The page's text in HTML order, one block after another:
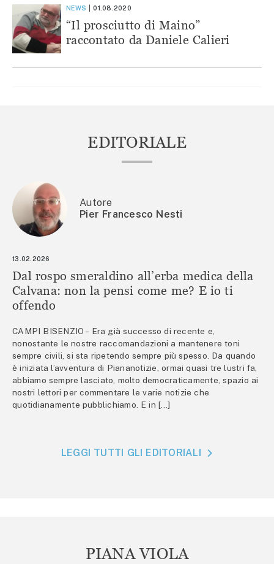
NEWS 01.08.2020
“Il prosciutto di Maino”
raccontato da Daniele Calieri
EDITORIALE
Autore
Pier Francesco Nesti
13.02.2026
Dal rospo smeraldino all’erba medica della
Calvana: non la pensi come me? E io ti
offendo
CAMPI BISENZIO – Era già successo di recente e,
nonostante le nostre raccomandazioni a mantenere toni
sempre civili, si sta ripetendo sempre più spesso. Da quando
è iniziata l’avventura di Piananotizie, ormai quasi tre lustri fa,
abbiamo sempre lasciato, molto democraticamente, spazio ai
nostri lettori per commentare le varie notizie che
quotidianamente pubblichiamo. E in […]
LEGGI TUTTI GLI EDITORIALI
PIANA VIOLA